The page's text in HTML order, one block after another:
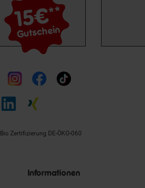
15€**
Gutschein
Bio Zertifizierung DE-ÖKO-060
Informationen